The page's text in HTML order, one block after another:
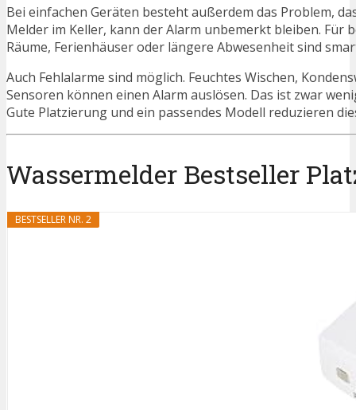
Bei einfachen Geräten besteht außerdem das Problem,
Melder im Keller, kann der Alarm unbemerkt bleiben. Für
Räume, Ferienhäuser oder längere Abwesenheit sind
Auch Fehlalarme sind möglich. Feuchtes Wischen,
Sensoren können einen Alarm auslösen. Das ist zwar
Gute Platzierung und ein passendes Modell reduzieren
Wassermelder Bestseller
BESTSELLER NR. 2